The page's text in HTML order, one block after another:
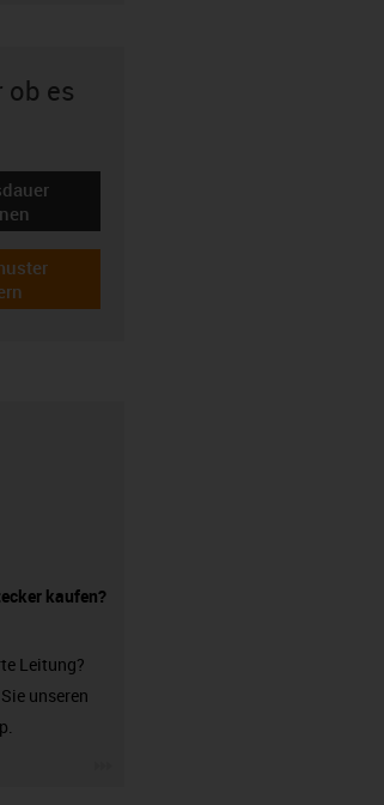
ob es
kaufen?
Leitung?
unseren